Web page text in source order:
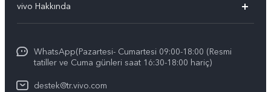
vivo V60 5G
vivo X200 FE
Tüm Modeller
Yetkili Servis Noktalarımız
IMEI kimlik doğrulaması
Yedek Parçaların Fiyatı
vivo Hakkında
vivo'da Kariyer
Basın
WhatsApp(Pazartesi- Cumartesi 09:00-18:00 (Resmi
tatiller ve Cuma günleri saat 16:30-18:00 hariç)
destek@tr.vivo.com